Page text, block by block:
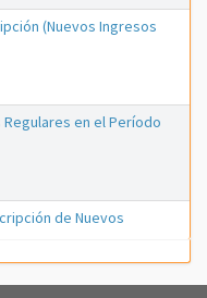
(Nuevos Ingresos
Regulares en el Período
de Nuevos